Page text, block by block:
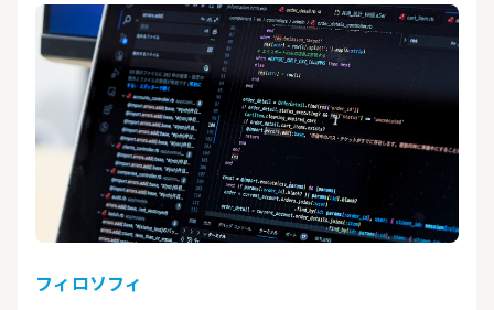
フィロソフィ